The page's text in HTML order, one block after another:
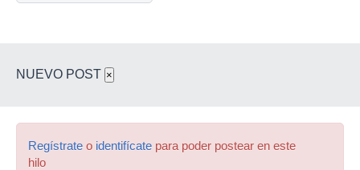
NUEVO POST ×
Regístrate o identifícate para poder postear en este
hilo